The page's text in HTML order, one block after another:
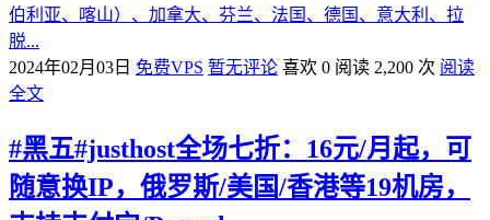
伯利亚、喀山）、加拿大、芬兰、法国、德国、意大利、拉
脱...
2024年02月03日 免费VPS 暂无评论 喜欢 0 阅读 2,200 次 阅读
全文
#黑五#justhost全场七折：16元/月起，可
随意换IP，俄罗斯/美国/香港等19机房，